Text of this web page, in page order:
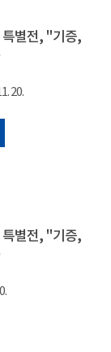
특별전, "기증,
20.
특별전, "기증,